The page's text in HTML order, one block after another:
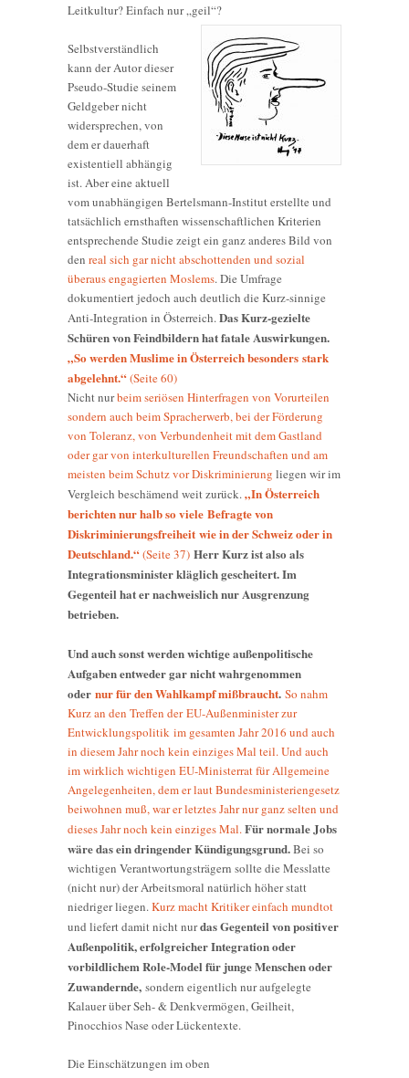
Leitkultur? Einfach nur „geil“?
Selbstverständlich
kann der Autor dieser
Pseudo-Studie seinem
Geldgeber nicht
widersprechen, von
dem er dauerhaft
existentiell abhängig
ist. Aber eine aktuell
vom unabhängigen Bertelsmann-Institut erstellte und
tatsächlich ernsthaften wissenschaftlichen Kriterien
entsprechende Studie zeigt ein ganz anderes Bild von
den real sich gar nicht abschottenden und sozial
überaus engagierten Moslems. Die Umfrage
dokumentiert jedoch auch deutlich die Kurz-sinnige
Anti-Integration in Österreich.Das Kurz-gezielte
Schüren von Feindbildern hat fatale Auswirkungen.
„So werden Muslime in Österreich besonders stark
abgelehnt.“(Seite 60)
Nicht nurbeim seriösen Hinterfragen von Vorurteilen
sondern auch beim Spracherwerb, bei der Förderung
von Toleranz, von Verbundenheit mit dem Gastland
oder gar von interkulturellen Freundschaften und am
meisten beim Schutz vor Diskriminierung liegen wir im
Vergleich beschämend weit zurück.„In Österreich
berichten nur halb so viele Befragte von
Diskriminierungsfreiheit wie in der Schweiz oder in
Deutschland.“(Seite 37) Herr Kurz ist also als
Integrationsminister kläglich gescheitert. Im
Gegenteil hat er nachweislich nur Ausgrenzung
betrieben.
Und auch sonst werden wichtige außenpolitische
Aufgaben entweder gar nicht wahrgenommen
oder nur für den Wahlkampf mißbraucht. So nahm
Kurz an den Treffen der EU-Außenminister zur
Entwicklungspolitik im gesamten Jahr 2016 und auch
in diesem Jahr noch kein einziges Mal teil. Und auch
im wirklich wichtigen EU-Ministerrat für Allgemeine
Angelegenheiten, dem er laut Bundesministeriengesetz
beiwohnen muß, war er letztes Jahr nur ganz selten und
dieses Jahr noch kein einziges Mal.Für normale Jobs
wäre das ein dringender Kündigungsgrund.Bei so
wichtigen Verantwortungsträgern sollte die Messlatte
(nicht nur) der Arbeitsmoral natürlich höher statt
niedriger liegen.Kurz macht Kritiker einfach mundtot
und liefert damit nicht nurdas Gegenteil von positiver
Außenpolitik, erfolgreicher Integration oder
vorbildlichem Role-Model für junge Menschen oder
Zuwandernde, sondern eigentlich nur aufgelegte
Kalauer über Seh- & Denkvermögen, Geilheit,
Pinocchios Nase oder Lückentexte.
Die Einschätzungen im oben